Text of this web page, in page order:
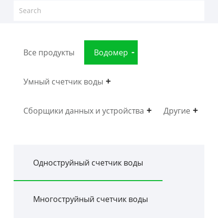
Все продукты Водомер
Умный счетчик воды
Сборщики данных и устройства Другие
Одноструйный счетчик воды
Многоструйный счетчик воды